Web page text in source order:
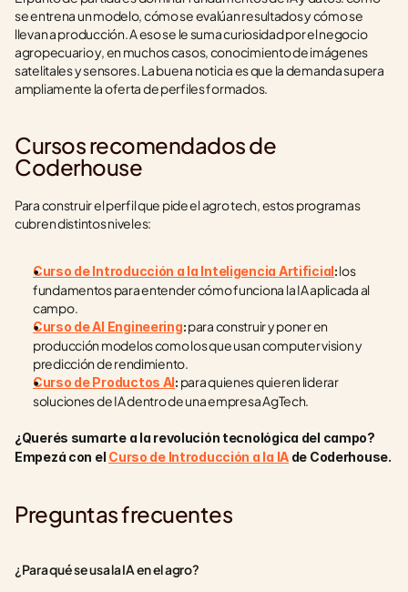
se entrena un modelo, cómo se evalúan resultados y cómo se
llevan a producción. A eso se le suma curiosidad por el negocio
agropecuario y, en muchos casos, conocimiento de imágenes
satelitales y sensores. La buena noticia es que la demanda supera
ampliamente la oferta de perfiles formados.
Cursos recomendados de
Coderhouse
Para construir el perfil que pide el agro tech, estos programas
cubren distintos niveles:
Curso de Introducción a la Inteligencia Artificial: los
fundamentos para entender cómo funciona la IA aplicada al
campo.
Curso de AI Engineering: para construir y poner en
producción modelos como los que usan computer vision y
predicción de rendimiento.
Curso de Productos AI: para quienes quieren liderar
soluciones de IA dentro de una empresa AgTech.
¿Querés sumarte a la revolución tecnológica del campo?
Empezá con el Curso de Introducción a la IA de Coderhouse.
Preguntas frecuentes
¿Para qué se usa la IA en el agro?